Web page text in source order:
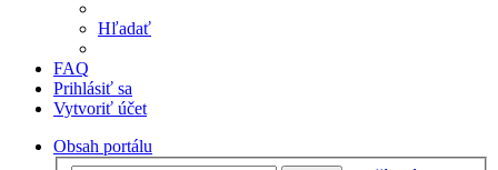
Hľadať
FAQ
Prihlásiť sa
Vytvoriť účet
Obsah portálu